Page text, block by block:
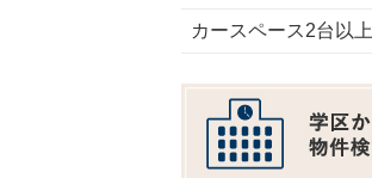
カースペース2台以上